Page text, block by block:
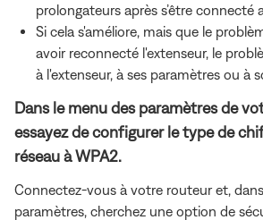
prolongateurs après s’être connecté
Si cela s'améliore, mais que le
avoir reconnecté l'extenseur, le
à l'extenseur, à ses paramètres ou à
Dans le menu des paramètres de
essayez de configurer le type de
réseau à WPA2.
Connectez-vous à votre routeur et,
paramètres, cherchez une option de